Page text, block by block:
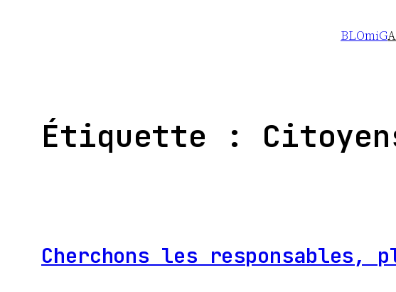
BLOmiG
Étiquette :
Cherchons les responsables,